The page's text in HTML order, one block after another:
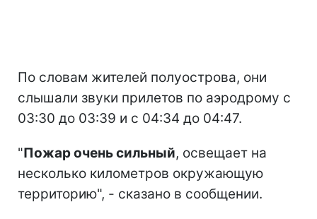
По словам жителей полуострова, они
слышали звуки прилетов по аэродрому с
03:30 до 03:39 и с 04:34 до 04:47.
"Пожар очень сильный, освещает на
несколько километров окружающую
территорию", - сказано в сообщении.